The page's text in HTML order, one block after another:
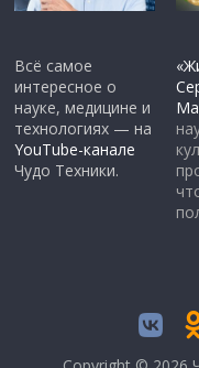
Всё самое
интересное о
науке, медицине и
технологиях — на
YouTube-канале
Чудо Техники.